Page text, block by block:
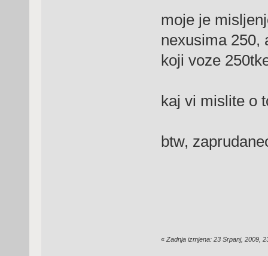
moje je
nexusima 250,
koji voze
kaj vi mislite o
btw,
« Zadnja izmjena: 23 Srpanj, 2009,